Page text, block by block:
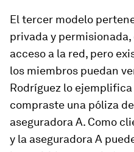
El tercer modelo
privada y
acceso a la red, pero
los miembros puedan
Rodríguez lo ejemplifica
compraste una póliza
aseguradora A. Como
y la aseguradora A